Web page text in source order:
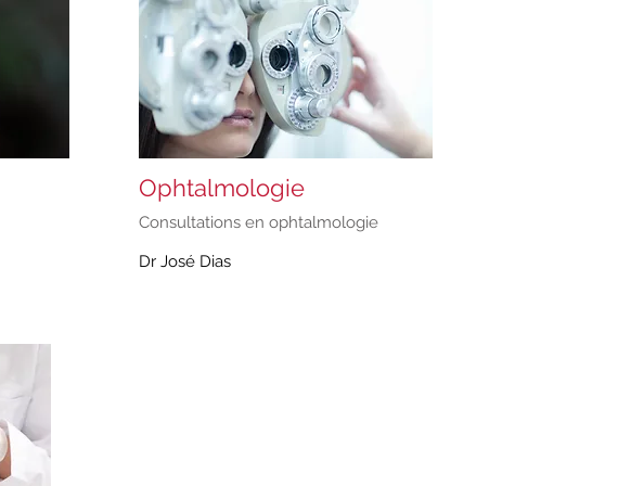
Ophtalmologie
Consultations en ophtalmologie
Dr José Dias